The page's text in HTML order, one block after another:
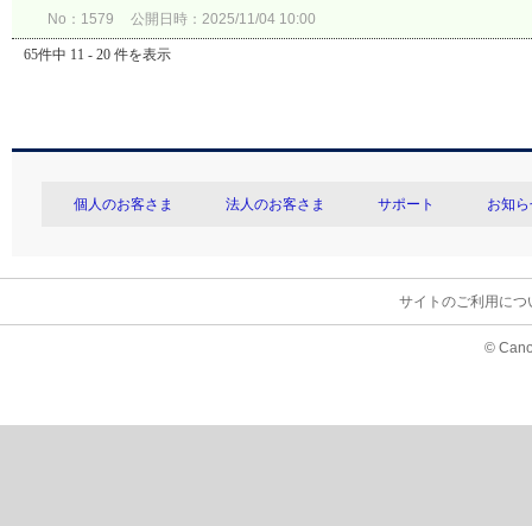
No：1579 公開日時：2025/11/04 10:00
65件中 11 - 20 件を表示
個人のお客さま 法人のお客さま サポート お知
サイトのご利用につ
©